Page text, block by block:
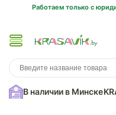
Работаем только с
В наличии в Минске